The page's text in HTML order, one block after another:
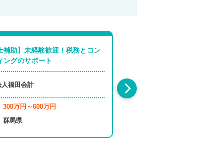
補助】未経験歓迎！税務とコン
ングのサポート
福田会計
300万円～600万円
群馬県
株式会社古田土経営